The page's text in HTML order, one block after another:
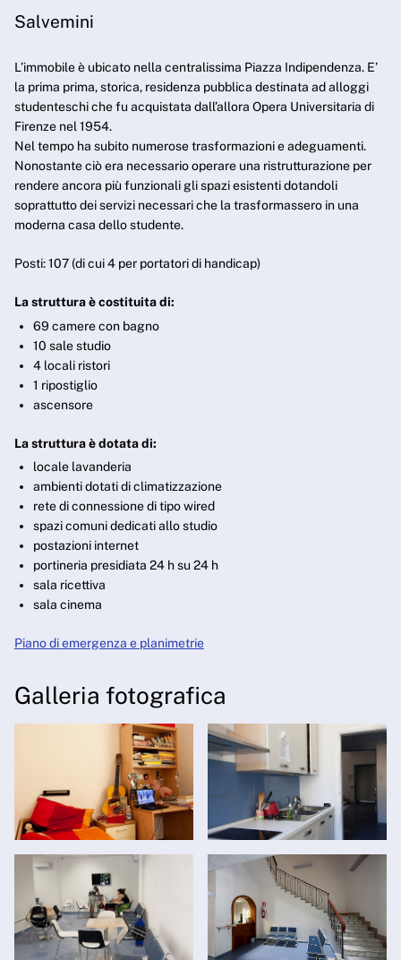
Salvemini
L’immobile è ubicato nella centralissima Piazza Indipendenza. E’
la prima prima, storica, residenza pubblica destinata ad alloggi
studenteschi che fu acquistata dall’allora Opera Universitaria di
Firenze nel 1954.
Nel tempo ha subito numerose trasformazioni e adeguamenti.
Nonostante ciò era necessario operare una ristrutturazione per
rendere ancora più funzionali gli spazi esistenti dotandoli
soprattutto dei servizi necessari che la trasformassero in una
moderna casa dello studente.
Posti: 107 (di cui 4 per portatori di handicap)
La struttura è costituita di:
69 camere con bagno
10 sale studio
4 locali ristori
1 ripostiglio
ascensore
La struttura è dotata di:
locale lavanderia
ambienti dotati di climatizzazione
rete di connessione di tipo wired
spazi comuni dedicati allo studio
postazioni internet
portineria presidiata 24 h su 24 h
sala ricettiva
sala cinema
Piano di emergenza e planimetrie
Galleria fotografica